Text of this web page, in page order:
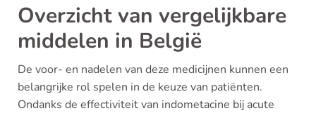
Overzicht van vergelijkbare
middelen in België
De voor- en nadelen van deze medicijnen kunnen een
belangrijke rol spelen in de keuze van patiënten.
Ondanks de effectiviteit van indometacine bij acute